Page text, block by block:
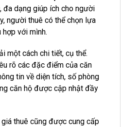
dạng giúp ích cho người
người thuê có thể chọn lựa
với mình.
một cách chi tiết, cụ thể.
rõ các đặc điểm của căn
tin về diện tích, số phòng
căn hộ được cập nhật đầy
thuê cũng được cung cấp